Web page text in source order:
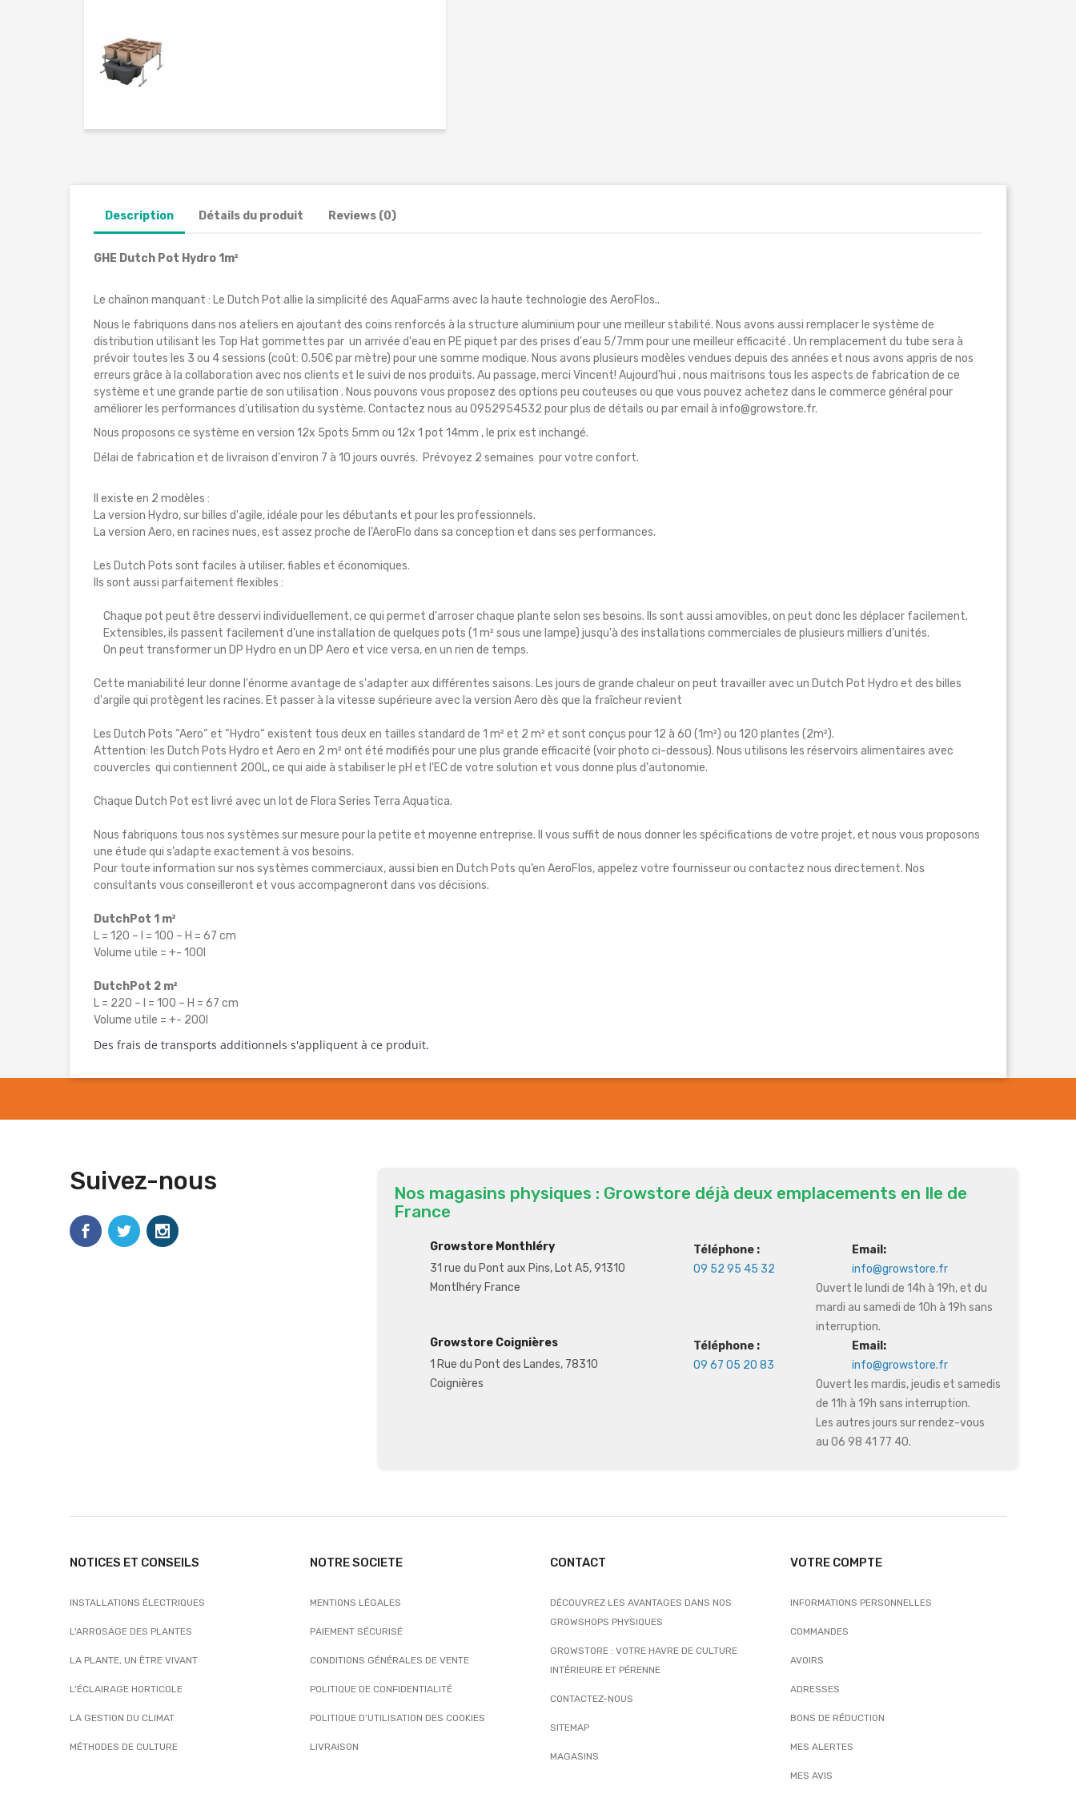
Description Détails du produit Reviews (0)
GHE Dutch Pot Hydro 1m²
Le chaînon manquant : Le Dutch Pot allie la simplicité des AquaFarms avec la haute technologie des AeroFlos..
Nous le fabriquons dans nos ateliers en ajoutant des coins renforcés à la structure aluminium pour une meilleur stabilité. Nous avons aussi remplacer le système de
distribution utilisant les Top Hat gommettes par un arrivée d'eau en PE piquet par des prises d'eau 5/7mm pour une meilleur efficacité . Un remplacement du tube sera à
prévoir toutes les 3 ou 4 sessions (coût: 0.50€ par mètre) pour une somme modique. Nous avons plusieurs modèles vendues depuis des années et nous avons appris de nos
erreurs grâce à la collaboration avec nos clients et le suivi de nos produits. Au passage, merci Vincent! Aujourd'hui , nous maitrisons tous les aspects de fabrication de ce
système et une grande partie de son utilisation . Nous pouvons vous proposez des options peu couteuses ou que vous pouvez achetez dans le commerce général pour
améliorer les performances d'utilisation du système. Contactez nous au 0952954532 pour plus de détails ou par email à info@growstore.fr.
Nous proposons ce système en version 12x 5pots 5mm ou 12x 1 pot 14mm , le prix est inchangé.
Délai de fabrication et de livraison d'environ 7 à 10 jours ouvrés. Prévoyez 2 semaines pour votre confort.
Il existe en 2 modèles :
La version Hydro, sur billes d'agile, idéale pour les débutants et pour les professionnels.
La version Aero, en racines nues, est assez proche de l'AeroFlo dans sa conception et dans ses performances.
Les Dutch Pots sont faciles à utiliser, fiables et économiques.
Ils sont aussi parfaitement flexibles :
Chaque pot peut être desservi individuellement, ce qui permet d'arroser chaque plante selon ses besoins. Ils sont aussi amovibles, on peut donc les déplacer facilement.
Extensibles, ils passent facilement d'une installation de quelques pots (1 m² sous une lampe) jusqu'à des installations commerciales de plusieurs milliers d'unités.
On peut transformer un DP Hydro en un DP Aero et vice versa, en un rien de temps.
Cette maniabilité leur donne l'énorme avantage de s'adapter aux différentes saisons. Les jours de grande chaleur on peut travailler avec un Dutch Pot Hydro et des billes
d'argile qui protègent les racines. Et passer à la vitesse supérieure avec la version Aero dès que la fraîcheur revient
Les Dutch Pots “Aero“ et “Hydro“ existent tous deux en tailles standard de 1 m² et 2 m² et sont conçus pour 12 à 60 (1m²) ou 120 plantes (2m²).
Attention: les Dutch Pots Hydro et Aero en 2 m² ont été modifiés pour une plus grande efficacité (voir photo ci-dessous). Nous utilisons les réservoirs alimentaires avec
couvercles qui contiennent 200L, ce qui aide à stabiliser le pH et l'EC de votre solution et vous donne plus d'autonomie.
Chaque Dutch Pot est livré avec un lot de Flora Series Terra Aquatica.
Nous fabriquons tous nos systèmes sur mesure pour la petite et moyenne entreprise. Il vous suffit de nous donner les spécifications de votre projet, et nous vous proposons
une étude qui s’adapte exactement à vos besoins.
Pour toute information sur nos systèmes commerciaux, aussi bien en Dutch Pots qu’en AeroFlos, appelez votre fournisseur ou contactez nous directement. Nos
consultants vous conseilleront et vous accompagneront dans vos décisions.
DutchPot 1 m²
L = 120 – l = 100 – H = 67 cm
Volume utile = +- 100l
DutchPot 2 m²
L = 220 – l = 100 – H = 67 cm
Volume utile = +- 200l
Des frais de transports additionnels s'appliquent à ce produit.
Suivez-nous
Nos magasins physiques : Growstore déjà deux emplacements en Ile de
France
Growstore Monthléry
31 rue du Pont aux Pins, Lot A5, 91310
Montlhéry France
Téléphone :
09 52 95 45 32
Email:
info@growstore.fr
Ouvert le lundi de 14h à 19h, et du
mardi au samedi de 10h à 19h sans
interruption.
Growstore Coignières
1 Rue du Pont des Landes, 78310
Coignières
Téléphone :
09 67 05 20 83
Email:
info@growstore.fr
Ouvert les mardis, jeudis et samedis
de 11h à 19h sans interruption.
Les autres jours sur rendez-vous
au 06 98 41 77 40.
NOTICES ET CONSEILS
INSTALLATIONS ÉLECTRIQUES
L'ARROSAGE DES PLANTES
LA PLANTE, UN ÊTRE VIVANT
L'ÉCLAIRAGE HORTICOLE
LA GESTION DU CLIMAT
MÉTHODES DE CULTURE
NOTRE SOCIETE
MENTIONS LÉGALES
PAIEMENT SÉCURISÉ
CONDITIONS GÉNÉRALES DE VENTE
POLITIQUE DE CONFIDENTIALITÉ
POLITIQUE D’UTILISATION DES COOKIES
LIVRAISON
CONTACT
DÉCOUVREZ LES AVANTAGES DANS NOS
GROWSHOPS PHYSIQUES
GROWSTORE : VOTRE HAVRE DE CULTURE
INTÉRIEURE ET PÉRENNE
CONTACTEZ-NOUS
SITEMAP
MAGASINS
VOTRE COMPTE
INFORMATIONS PERSONNELLES
COMMANDES
AVOIRS
ADRESSES
BONS DE RÉDUCTION
MES ALERTES
MES AVIS